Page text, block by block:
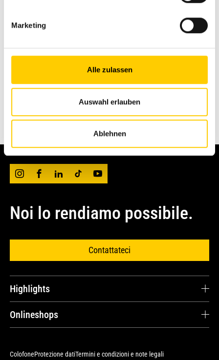
Marketing
Alle zulassen
Auswahl erlauben
Ablehnen
Indietro
Noi lo rendiamo possibile.
Contattateci
Highlights
Onlineshops
Avesco Store
ColofoneProtezione datiTermini e condizioni e note legali